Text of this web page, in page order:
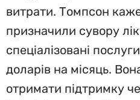
витрати. Томпсон
призначили сувору
спеціалізовані
доларів на місяць.
отримати підтримку